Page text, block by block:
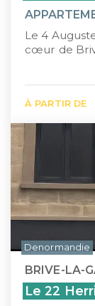
Île
Le 4
cœur de
À PARTIR DE
BRIVE-LA-
Le 22
Denormandie